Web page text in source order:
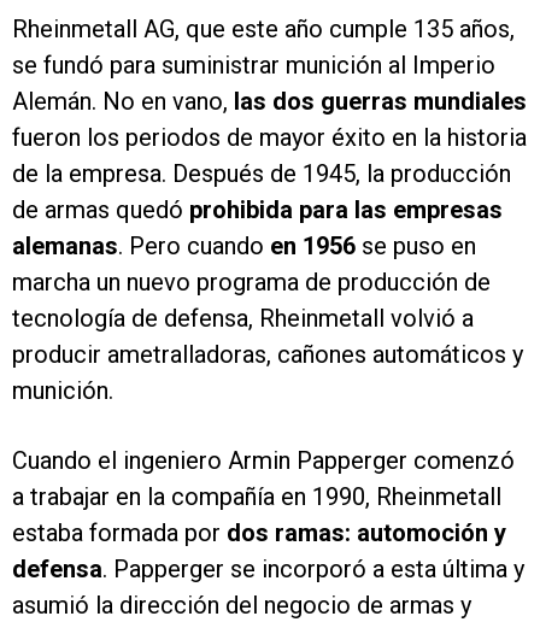
Rheinmetall AG, que este año cumple 135 años,
se fundó para suministrar munición al Imperio
Alemán. No en vano, las dos guerras mundiales
fueron los periodos de mayor éxito en la historia
de la empresa. Después de 1945, la producción
de armas quedó prohibida para las empresas
alemanas. Pero cuando en 1956 se puso en
marcha un nuevo programa de producción de
tecnología de defensa, Rheinmetall volvió a
producir ametralladoras, cañones automáticos y
munición.
Cuando el ingeniero Armin Papperger comenzó
a trabajar en la compañía en 1990, Rheinmetall
estaba formada por dos ramas: automoción y
defensa. Papperger se incorporó a esta última y
asumió la dirección del negocio de armas y